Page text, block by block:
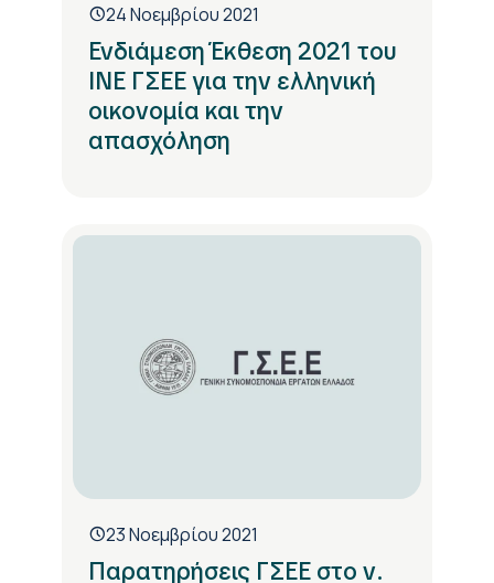
24 Νοεμβρίου 2021
Ενδιάμεση Έκθεση 2021 του
ΙΝΕ ΓΣΕΕ για την ελληνική
οικονομία και την
απασχόληση
23 Νοεμβρίου 2021
Παρατηρήσεις ΓΣΕΕ στο ν.